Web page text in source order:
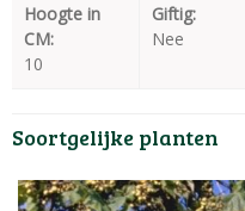
Hoogte in
CM:
10
Giftig:
Nee
Soortgelijke planten